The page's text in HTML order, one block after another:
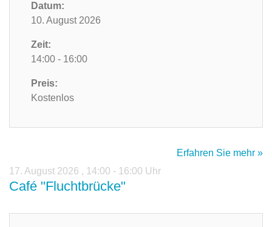
Datum:
10. August 2026
Zeit:
14:00 - 16:00
Preis:
Kostenlos
Erfahren Sie mehr »
17. August 2026 , 14:00 - 16:00 Uhr
Café "Fluchtbrücke"